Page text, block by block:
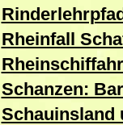
Rheinfall
Schanzen:
Schauinsland